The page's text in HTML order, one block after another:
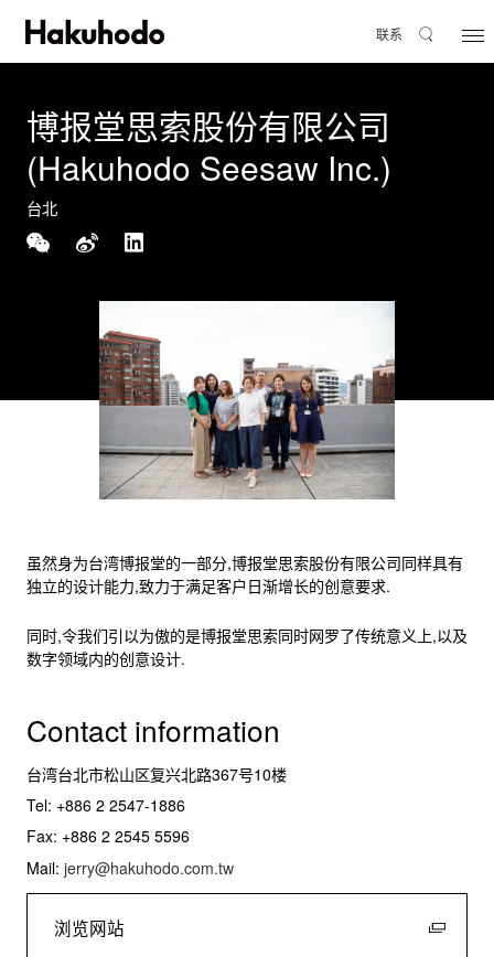
联系
博报堂思索股份有限公司
(Hakuhodo Seesaw Inc.)
台北
虽然身为台湾博报堂的一部分,博报堂思索股份有限公司同样具有
独立的设计能力,致力于满足客户日渐增长的创意要求.
同时,令我们引以为傲的是博报堂思索同时网罗了传统意义上,以及
数字领域内的创意设计.
Contact information
台湾台北市松山区复兴北路367号10楼
Tel: +886 2 2547-1886
Fax: +886 2 2545 5596
Mail: jerry@hakuhodo.com.tw
浏览网站